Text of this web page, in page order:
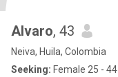
Alvaro, 43
Neiva, Huila, Colombia
Seeking: Female 25 - 44